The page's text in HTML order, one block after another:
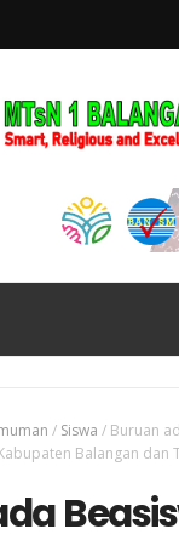
/ Siswa / Buruan
Balangan dan